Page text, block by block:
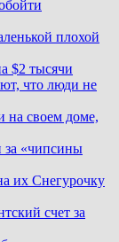
плохой
$2 тысячи
что люди не
на своем доме,
за «чипсины
их Снегурочку
счет за